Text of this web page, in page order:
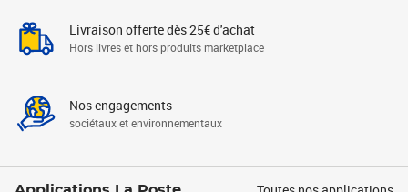
Livraison offerte dès 25€ d'achat
Hors livres et hors produits marketplace
Nos engagements
sociétaux et environnementaux